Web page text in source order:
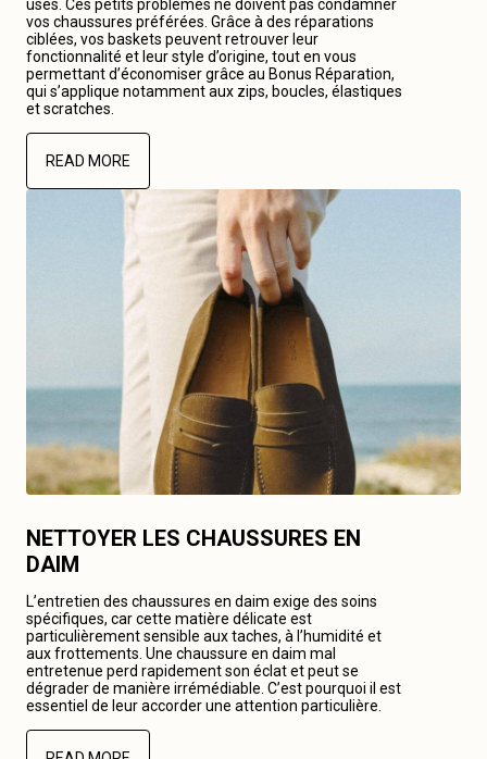
usés. Ces petits problèmes ne doivent pas condamner
vos chaussures préférées. Grâce à des réparations
ciblées, vos baskets peuvent retrouver leur
fonctionnalité et leur style d’origine, tout en vous
permettant d’économiser grâce au Bonus Réparation,
qui s’applique notamment aux zips, boucles, élastiques
et scratches.
READ MORE
NETTOYER LES CHAUSSURES EN
DAIM
L’entretien des chaussures en daim exige des soins
spécifiques, car cette matière délicate est
particulièrement sensible aux taches, à l’humidité et
aux frottements. Une chaussure en daim mal
entretenue perd rapidement son éclat et peut se
dégrader de manière irrémédiable. C’est pourquoi il est
essentiel de leur accorder une attention particulière.